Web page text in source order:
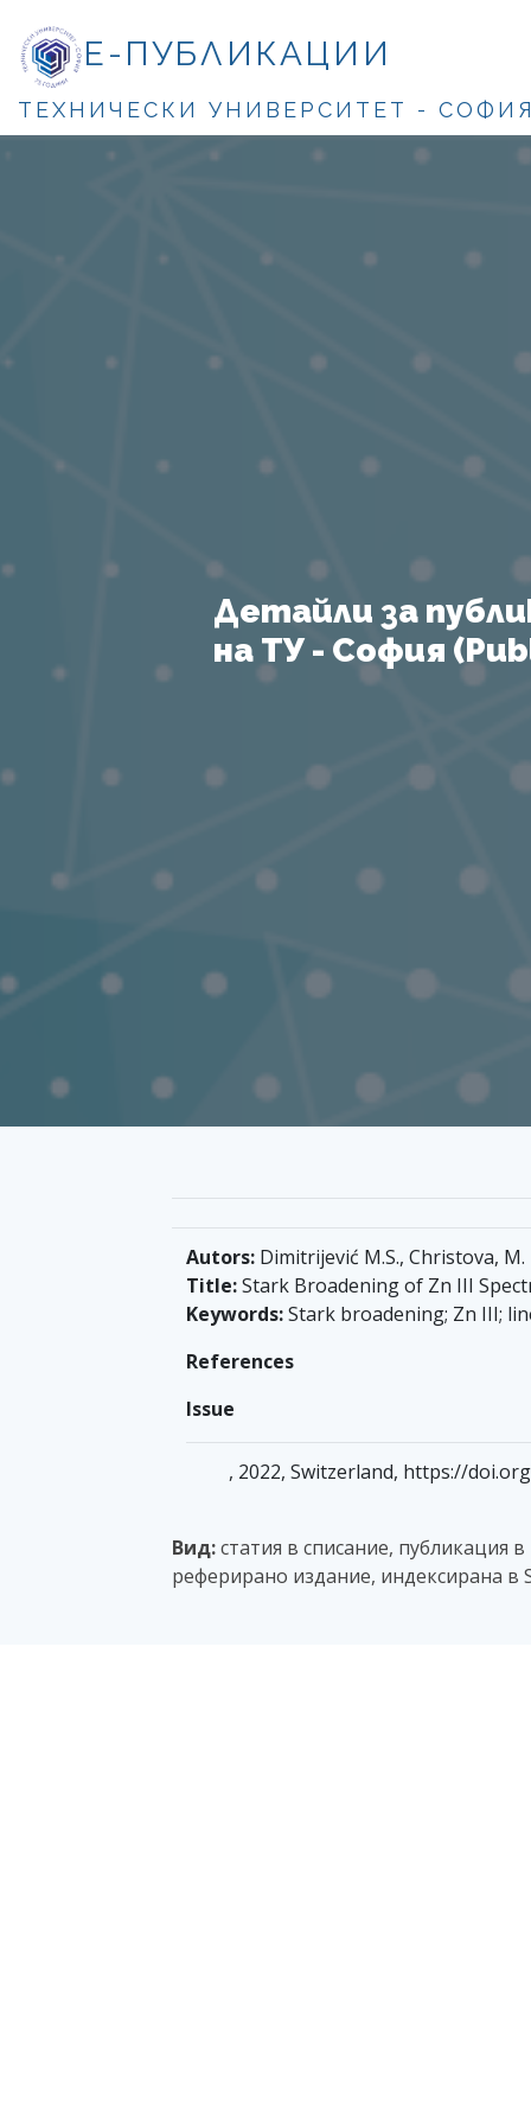
Е-ПУБЛИКАЦИИ
ТЕХНИЧЕСКИ УНИВЕРСИТЕТ -
Детайли за
на ТУ - София
Autors: Dimitrijević M.S., Christova, M.
Title:Stark Broadening of Zn III
Keywords:Stark broadening; Zn III;
References
Issue
, 2022, Switzerland, https://
Вид:статия в списание, публикация
реферирано издание, индексирана в